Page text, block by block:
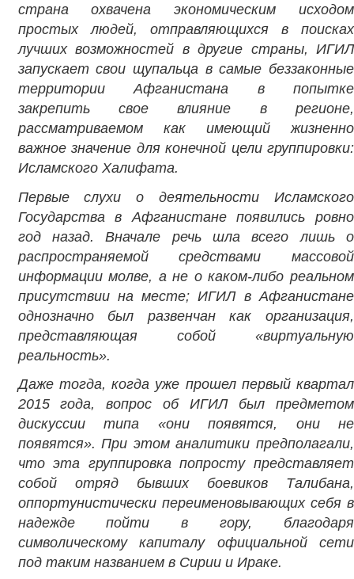
страна охвачена экономическим исходом
простых людей, отправляющихся в поисках
лучших возможностей в другие страны, ИГИЛ
запускает свои щупальца в самые беззаконные
территории Афганистана в попытке
закрепить свое влияние в регионе,
рассматриваемом как имеющий жизненно
важное значение для конечной цели группировки:
Исламского Халифата.
Первые слухи о деятельности Исламского
Государства в Афганистане появились ровно
год назад.
Вначале речь шла всего лишь о
распространяемой средствами массовой
информации молве, а не о каком-либо реальном
присутствии на месте; ИГИЛ в Афганистане
однозначно был развенчан как организация,
представляющая собой «виртуальную
реальность».
Даже тогда, когда уже прошел первый квартал
2015 года, вопрос об ИГИЛ был предметом
дискуссии типа «они появятся, они не
появятся». При этом аналитики предполагали,
что эта группировка попросту представляет
собой отряд бывших боевиков Талибана,
оппортунистически переименовывающих себя в
надежде пойти в гору, благодаря
символическому капиталу официальной сети
под таким названием в Сирии и Ираке.